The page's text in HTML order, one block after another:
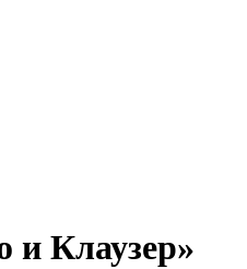
и Клаузер»